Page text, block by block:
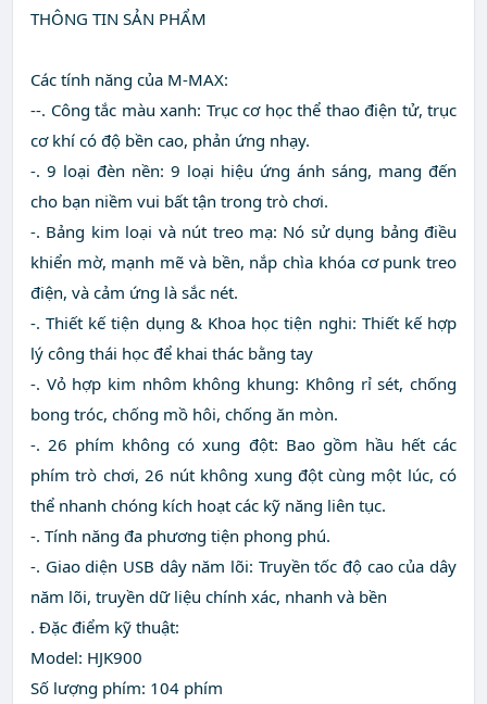
THÔNG TIN SẢN PHẨM
Các tính năng của M-MAX:
--. Công tắc màu xanh: Trục cơ học thể thao điện tử, trục
cơ khí có độ bền cao, phản ứng nhạy.
-. 9 loại đèn nền: 9 loại hiệu ứng ánh sáng, mang đến
cho bạn niềm vui bất tận trong trò chơi.
-. Bảng kim loại và nút treo mạ: Nó sử dụng bảng điều
khiển mờ, mạnh mẽ và bền, nắp chìa khóa cơ punk treo
điện, và cảm ứng là sắc nét.
-. Thiết kế tiện dụng & Khoa học tiện nghi: Thiết kế hợp
lý công thái học để khai thác bằng tay
-. Vỏ hợp kim nhôm không khung: Không rỉ sét, chống
bong tróc, chống mồ hôi, chống ăn mòn.
-. 26 phím không có xung đột: Bao gồm hầu hết các
phím trò chơi, 26 nút không xung đột cùng một lúc, có
thể nhanh chóng kích hoạt các kỹ năng liên tục.
-. Tính năng đa phương tiện phong phú.
-. Giao diện USB dây năm lõi: Truyền tốc độ cao của dây
năm lõi, truyền dữ liệu chính xác, nhanh và bền
. Đặc điểm kỹ thuật:
Model: HJK900
Số lượng phím: 104 phím